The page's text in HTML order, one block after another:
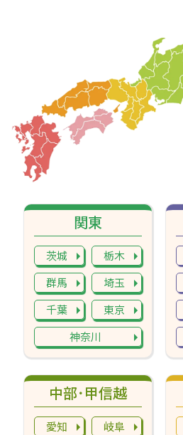
中部･甲信越
愛知
岐阜
関東
茨城
栃木
群馬
埼玉
千葉
東京
神奈川